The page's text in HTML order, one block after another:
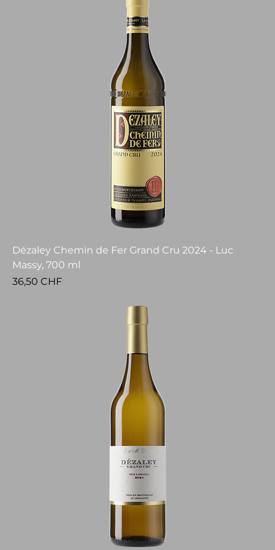
Dézaley Chemin de Fer Grand Cru 2024 - Luc
Massy, 700 ml
Preis
36,50 CHF